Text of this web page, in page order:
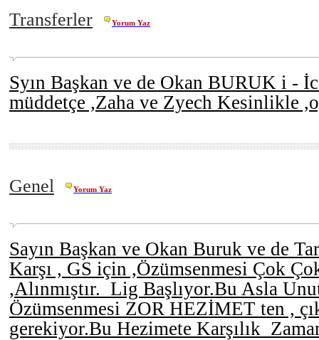
Transferler Yorum Yaz
Syın Başkan ve de Okan BURUK i -
müddetçe ,Zaha ve Zyech Kesinlikle
Genel Yorum Yaz
Sayın Başkan ve Okan Buruk ve de
Karşı , GS için ,Özümsenmesi Çok
,Alınmıştır. Lig Başlıyor.Bu Asla
Özümsenmesi ZOR HEZİMET ten ,
gerekiyor.Bu Hezimete Karşılık